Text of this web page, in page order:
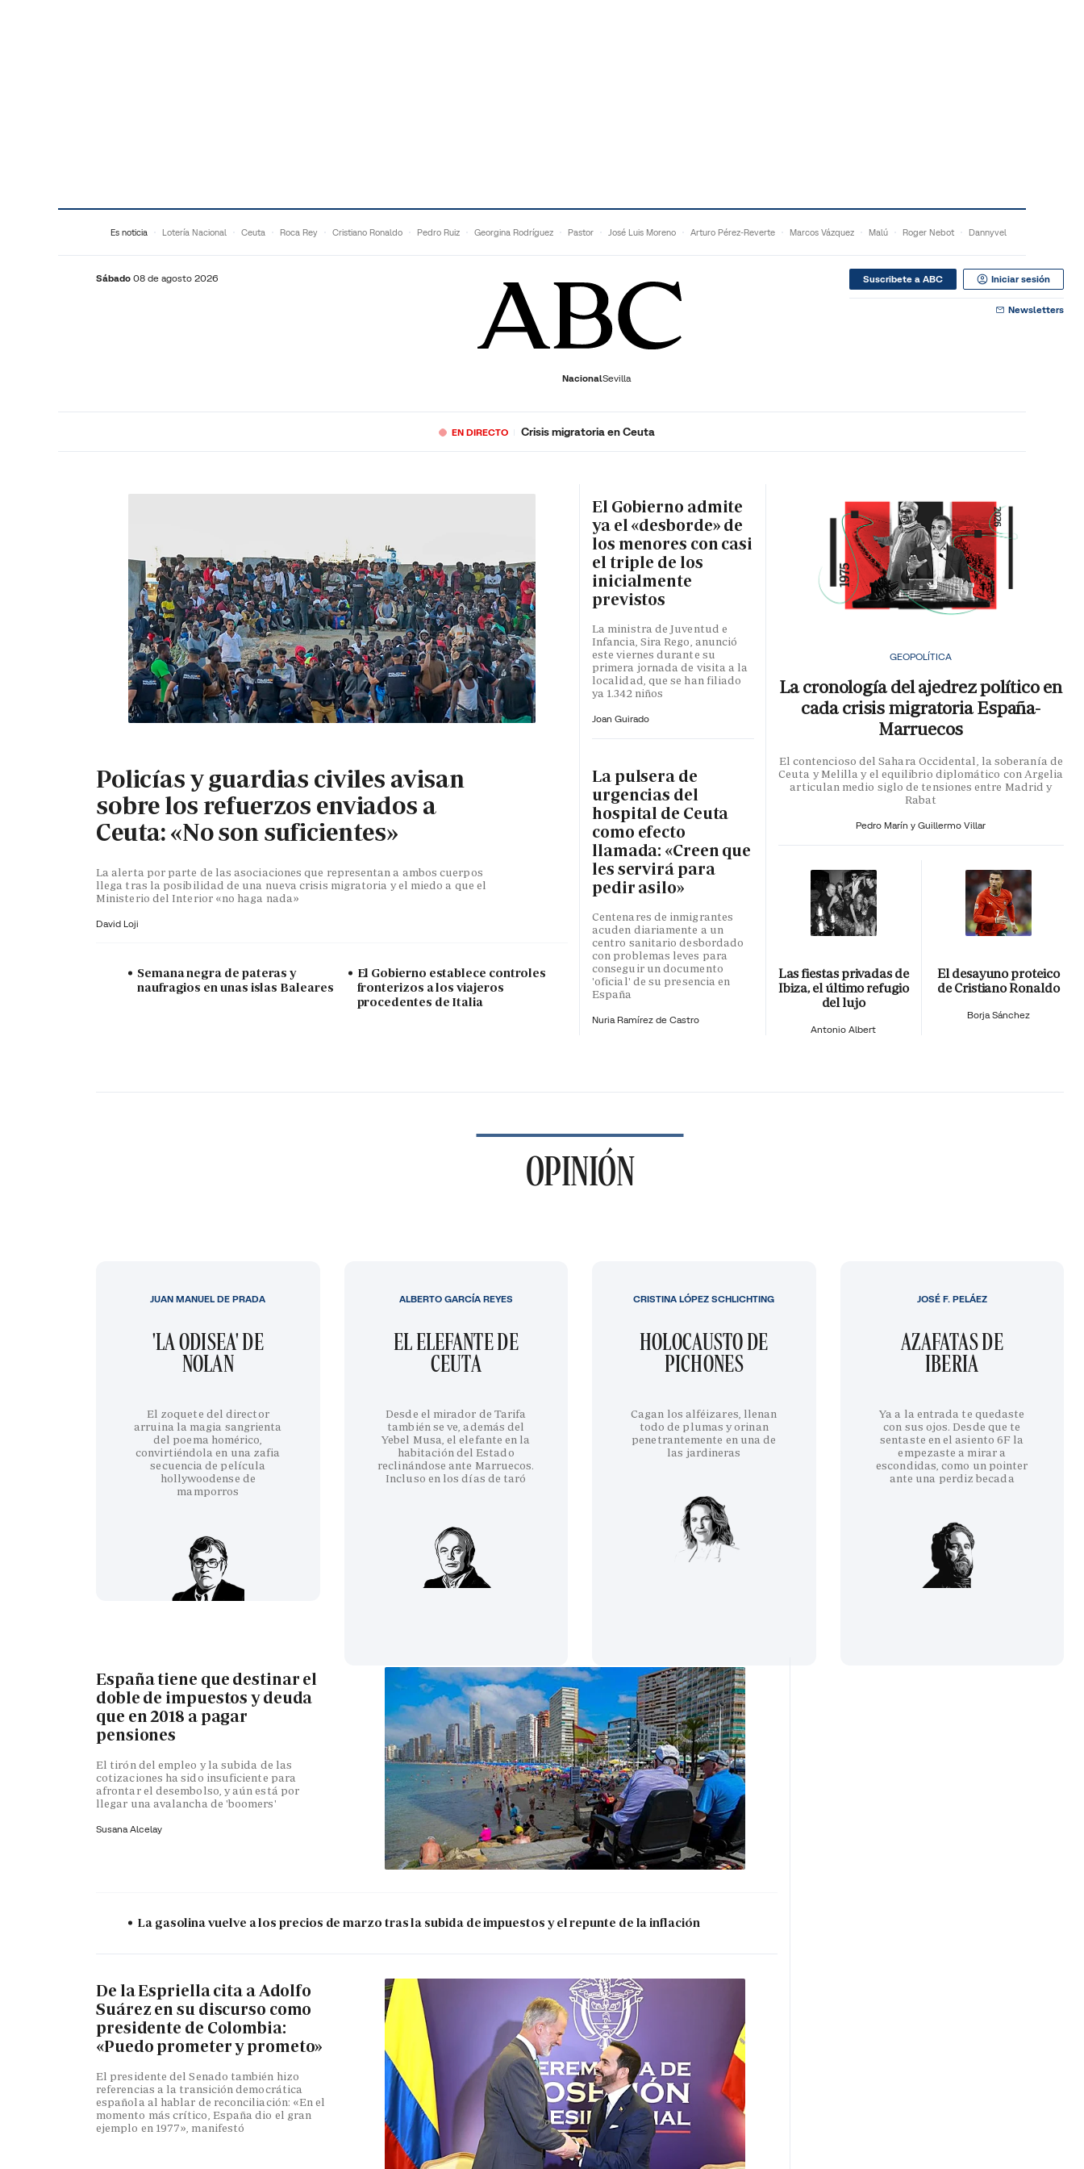
Es noticia Lotería Nacional Ceuta Roca Rey Cristiano Ronaldo Pedro Ruiz Georgina Rodríguez Pastor José Luis Moreno Arturo Pérez-Reverte Marcos Vázquez Malú Roger Nebot Dannyvel
Sábado 08 de agosto 2026
NacionalSevilla
Suscribete a ABC Iniciar sesión
Newsletters
ECONOMÍADEPORTES SOCIEDADCULTURAGENTEPLAY
EN DIRECTO Crisis migratoria en Ceuta
Policías y guardias civiles avisan
sobre los refuerzos enviados a
Ceuta: «No son suficientes»
La alerta por parte de las asociaciones que representan a ambos cuerpos
llega tras la posibilidad de una nueva crisis migratoria y el miedo a que el
Ministerio del Interior «no haga nada»
David Loji
Semana negra de pateras y
naufragios en unas islas Baleares
El Gobierno establece controles
fronterizos a los viajeros
procedentes de Italia
El Gobierno admite
ya el «desborde» de
los menores con casi
el triple de los
inicialmente
previstos
La ministra de Juventud e
Infancia, Sira Rego, anunció
este viernes durante su
primera jornada de visita a la
localidad, que se han filiado
ya 1.342 niños
Joan Guirado
La pulsera de
urgencias del
hospital de Ceuta
como efecto
llamada: «Creen que
les servirá para
pedir asilo»
Centenares de inmigrantes
acuden diariamente a un
centro sanitario desbordado
con problemas leves para
conseguir un documento
'oficial' de su presencia en
España
Nuria Ramírez de Castro
GEOPOLÍTICA
La cronología del ajedrez político en
cada crisis migratoria España-
Marruecos
El contencioso del Sahara Occidental, la soberanía de
Ceuta y Melilla y el equilibrio diplomático con Argelia
articulan medio siglo de tensiones entre Madrid y
Rabat
Pedro Marín y Guillermo Villar
Las fiestas privadas de
Ibiza, el último refugio
del lujo
Antonio Albert
El desayuno proteico
de Cristiano Ronaldo
Borja Sánchez
OPINIÓN
'LA ODISEA' DE
NOLAN
El zoquete del director
arruina la magia sangrienta
del poema homérico,
convirtiéndola en una zafia
secuencia de película
hollywoodense de
mamporros
JUAN MANUEL DE PRADA
EL ELEFANTE DE
CEUTA
Desde el mirador de Tarifa
también se ve, además del
Yebel Musa, el elefante en la
habitación del Estado
reclinándose ante Marruecos.
Incluso en los días de taró
ALBERTO GARCÍA REYES
HOLOCAUSTO DE
PICHONES
Cagan los alféizares, llenan
todo de plumas y orinan
penetrantemente en una de
las jardineras
CRISTINA LÓPEZ SCHLICHTING
AZAFATAS DE
IBERIA
Ya a la entrada te quedaste
con sus ojos. Desde que te
sentaste en el asiento 6F la
empezaste a mirar a
escondidas, como un pointer
ante una perdiz becada
JOSÉ F. PELÁEZ
España tiene que destinar el
doble de impuestos y deuda
que en 2018 a pagar
pensiones
El tirón del empleo y la subida de las
cotizaciones ha sido insuficiente para
afrontar el desembolso, y aún está por
llegar una avalancha de 'boomers'
Susana Alcelay
La gasolina vuelve a los precios de marzo tras la subida de impuestos y el repunte de la inflación
De la Espriella cita a Adolfo
Suárez en su discurso como
presidente de Colombia:
«Puedo prometer y prometo»
El presidente del Senado también hizo
referencias a la transición democrática
española al hablar de reconciliación: «En el
momento más crítico, España dio el gran
ejemplo en 1977», manifestó